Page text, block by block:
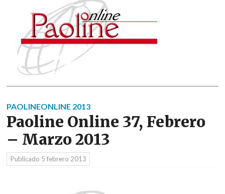
PAOLINEONLINE 2013
Paoline Online 37, Febrero
– Marzo 2013
Publicado 5 febrero 2013